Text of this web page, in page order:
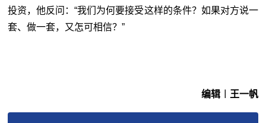
投资，他反问：“我们为何要接受这样的条件？如果对方说一
套、做一套，又怎可相信？”
编辑︱王一帆